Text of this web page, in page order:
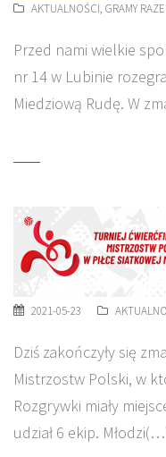
AKTUALNOŚCI, GRAMY
Przed nami wielkie
nr 14 w Lubinie
Miedziową Rudę. W
2021-05-23
Dziś zakończyły się
Mistrzostw Polski, w
Rozgrywki miały
udział 6 ekip.